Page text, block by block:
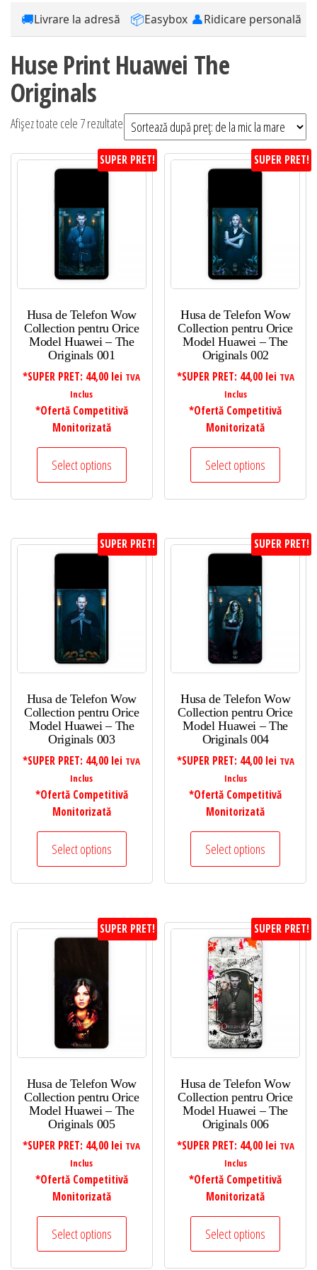
🚚Livrare la adresă 📦Easybox 👤Ridicare personală
Huse Print Huawei The
Originals
Afișez toate cele 7 rezultate Sortat
după
preț:
SUPER PRET!
Husa de Telefon Wow
Collection pentru Orice
Model Huawei – The
Originals 001
*SUPER PRET: 44,00 lei TVA
Inclus
*Ofertă Competitivă
Monitorizată
Select options
SUPER PRET!
Husa de Telefon Wow
Collection pentru Orice
Model Huawei – The
Originals 002
*SUPER PRET: 44,00 lei TVA
Inclus
*Ofertă Competitivă
Monitorizată
Select options
SUPER PRET!
Husa de Telefon Wow
Collection pentru Orice
Model Huawei – The
Originals 003
*SUPER PRET: 44,00 lei TVA
Inclus
*Ofertă Competitivă
Monitorizată
Select options
SUPER PRET!
Husa de Telefon Wow
Collection pentru Orice
Model Huawei – The
Originals 004
*SUPER PRET: 44,00 lei TVA
Inclus
*Ofertă Competitivă
Monitorizată
Select options
SUPER PRET!
Husa de Telefon Wow
Collection pentru Orice
Model Huawei – The
Originals 005
*SUPER PRET: 44,00 lei TVA
Inclus
*Ofertă Competitivă
Monitorizată
Select options
SUPER PRET!
Husa de Telefon Wow
Collection pentru Orice
Model Huawei – The
Originals 006
*SUPER PRET: 44,00 lei TVA
Inclus
*Ofertă Competitivă
Monitorizată
Select options